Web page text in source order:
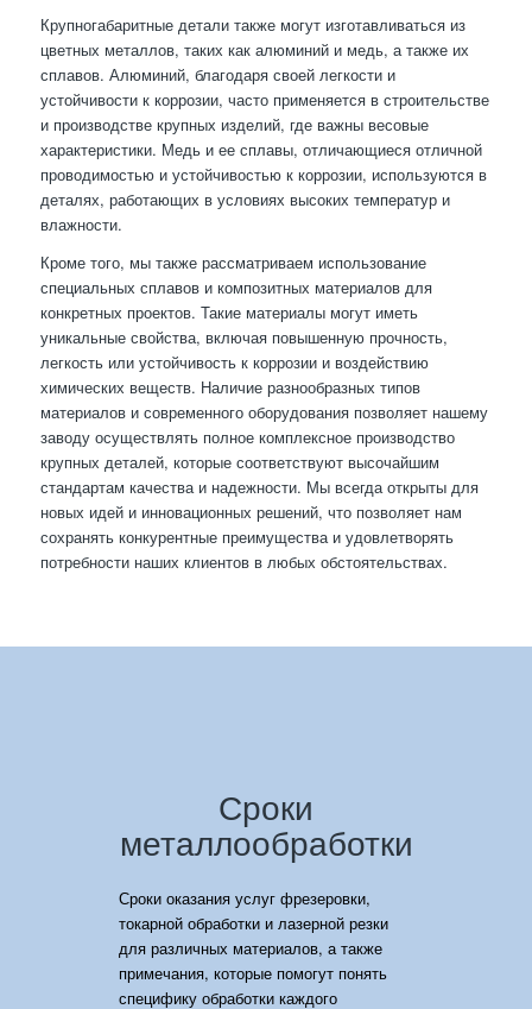
Крупногабаритные детали также могут изготавливаться из
цветных металлов, таких как алюминий и медь, а также их
сплавов. Алюминий, благодаря своей легкости и
устойчивости к коррозии, часто применяется в строительстве
и производстве крупных изделий, где важны весовые
характеристики. Медь и ее сплавы, отличающиеся отличной
проводимостью и устойчивостью к коррозии, используются в
деталях, работающих в условиях высоких температур и
влажности.
Кроме того, мы также рассматриваем использование
специальных сплавов и композитных материалов для
конкретных проектов. Такие материалы могут иметь
уникальные свойства, включая повышенную прочность,
легкость или устойчивость к коррозии и воздействию
химических веществ. Наличие разнообразных типов
материалов и современного оборудования позволяет нашему
заводу осуществлять полное комплексное производство
крупных деталей, которые соответствуют высочайшим
стандартам качества и надежности. Мы всегда открыты для
новых идей и инновационных решений, что позволяет нам
сохранять конкурентные преимущества и удовлетворять
потребности наших клиентов в любых обстоятельствах.
Сроки
металлообработки
Сроки оказания услуг фрезеровки,
токарной обработки и лазерной резки
для различных материалов, а также
примечания, которые помогут понять
специфику обработки каждого